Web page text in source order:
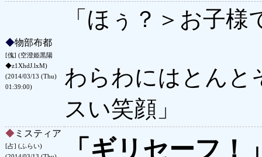
◆物部布都
[傀] (空澄姫黒陽
◆z1XhdJ.lxM)
(2014/03/13 (Thu)
01:39:00)
「ほぅ？＞お子
わらわにはとんと
スい笑顔」
◆ ミスティア
[占] (ふらい)
「ギリセーフ！